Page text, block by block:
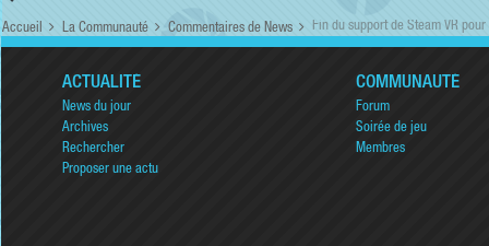
Accueil La Communauté Commentaires de News Fin du support de Steam VR pour
ACTUALITÉ
News du jour
Archives
Rechercher
Proposer une actu
COMMUNAUTÉ
Forum
Soirée de jeu
Membres